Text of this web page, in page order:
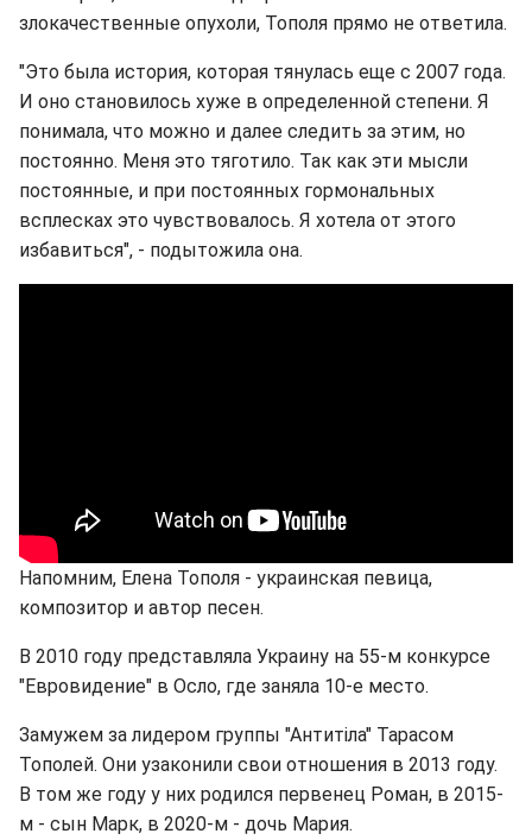
злокачественные опухоли, Тополя прямо не ответила.
"Это была история, которая тянулась еще с 2007 года.
И оно становилось хуже в определенной степени. Я
понимала, что можно и далее следить за этим, но
постоянно. Меня это тяготило. Так как эти мысли
постоянные, и при постоянных гормональных
всплесках это чувствовалось. Я хотела от этого
избавиться", - подытожила она.
Напомним, Елена Тополя - украинская певица,
композитор и автор песен.
В 2010 году представляла Украину на 55-м конкурсе
"Евровидение" в Осло, где заняла 10-е место.
Замужем за лидером группы "Антитіла" Тарасом
Тополей. Они узаконили свои отношения в 2013 году.
В том же году у них родился первенец Роман, в 2015-
м - сын Марк, в 2020-м - дочь Мария.